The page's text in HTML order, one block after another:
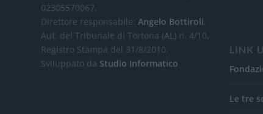
02305570067.
Direttore responsabile:Angelo Bottiroli
Aut. del Tribunale di Tortona (AL) n. 4/10,
Registro Stampa del 31/8/2010.
Sviluppato da Studio Informatico
LINK
Le tre